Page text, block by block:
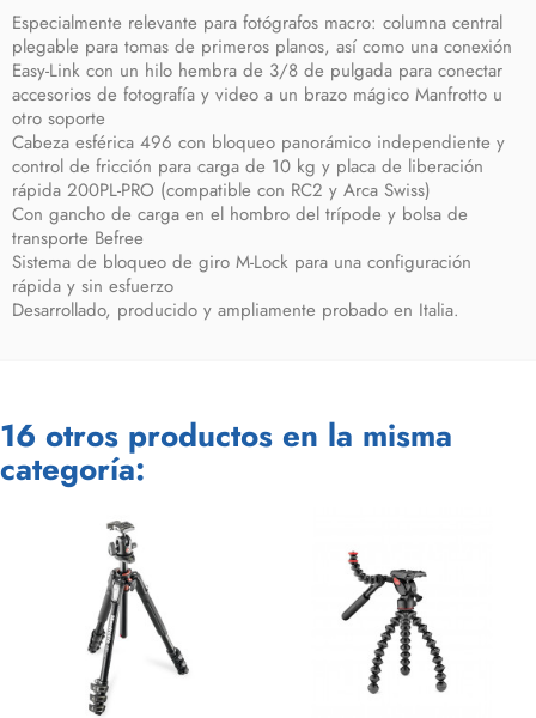
Especialmente relevante para fotógrafos macro: columna central
plegable para tomas de primeros planos, así como una conexión
Easy-Link con un hilo hembra de 3/8 de pulgada para conectar
accesorios de fotografía y video a un brazo mágico Manfrotto u
otro soporte
Cabeza esférica 496 con bloqueo panorámico independiente y
control de fricción para carga de 10 kg y placa de liberación
rápida 200PL-PRO (compatible con RC2 y Arca Swiss)
Con gancho de carga en el hombro del trípode y bolsa de
transporte Befree
Sistema de bloqueo de giro M-Lock para una configuración
rápida y sin esfuerzo
Desarrollado, producido y ampliamente probado en Italia.
16 otros productos en la misma
categoría: